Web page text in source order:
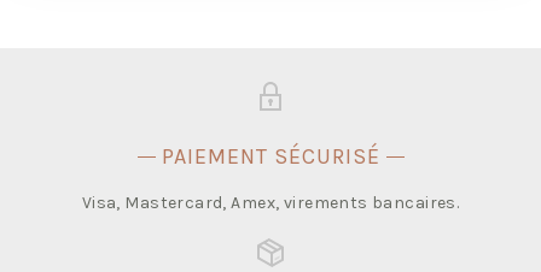
PAIEMENT SÉCURISÉ
Visa, Mastercard, Amex, virements bancaires.